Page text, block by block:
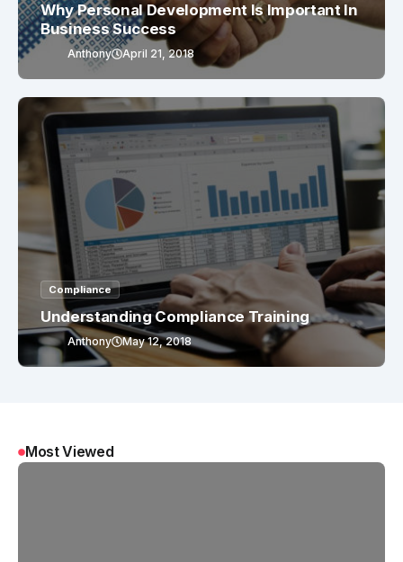
Why Personal Development Is Important In
Business Success
Anthony April 21, 2018
Compliance
Understanding Compliance Training
Anthony May 12, 2018
Most Viewed